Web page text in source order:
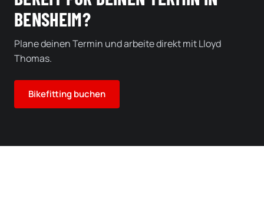
BENSHEIM?
Plane deinen Termin und arbeite direkt mit Lloyd
Thomas.
Bikefitting buchen